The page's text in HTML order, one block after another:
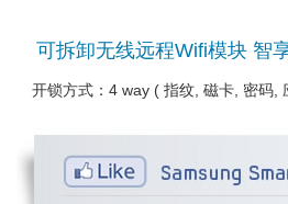
可拆卸无线远程Wifi模块 智
开锁方式：4 way ( 指纹, 磁卡, 密码,